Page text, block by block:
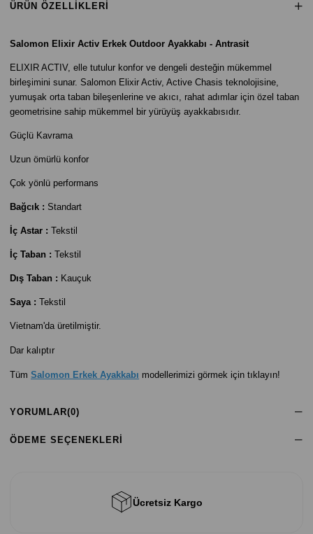
ÜRÜN ÖZELLIKLERI
Salomon Elixir Activ Erkek Outdoor Ayakkabı - Antrasit
ELIXIR ACTIV, elle tutulur konfor ve dengeli desteğin mükemmel
birleşimini sunar. Salomon Elixir Activ, Active Chasis teknolojisine,
yumuşak orta taban bileşenlerine ve akıcı, rahat adımlar için özel taban
geometrisine sahip mükemmel bir yürüyüş ayakkabısıdır.
Güçlü Kavrama
Uzun ömürlü konfor
Çok yönlü performans
Bağcık : Standart
İç Astar : Tekstil
İç Taban : Tekstil
Dış Taban : Kauçuk
Saya : Tekstil
Vietnam'da üretilmiştir.
Dar kalıptır
Tüm Salomon Erkek Ayakkabı modellerimizi görmek için tıklayın!
YORUMLAR(0)
ÖDEME SEÇENEKLERI
Ücretsiz Kargo